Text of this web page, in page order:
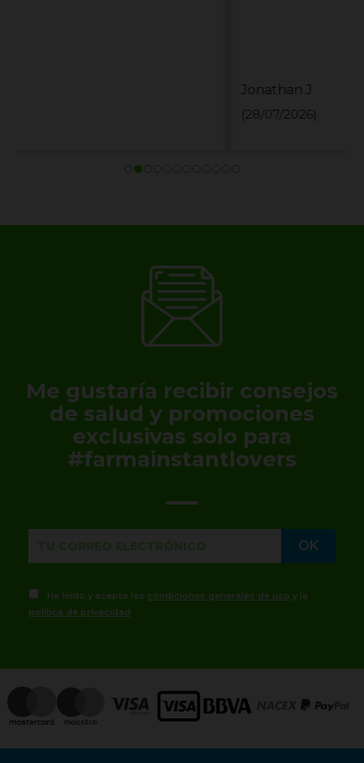
Me gustaría recibir consejos
de salud y promociones
exclusivas solo para
#farmainstantlovers
He leído y acepto las condiciones generales de uso y la
política de privacidad